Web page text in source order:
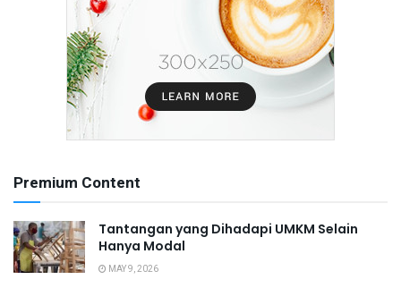
Premium Content
Tantangan yang Dihadapi UMKM Selain
Hanya Modal
MAY 9, 2026